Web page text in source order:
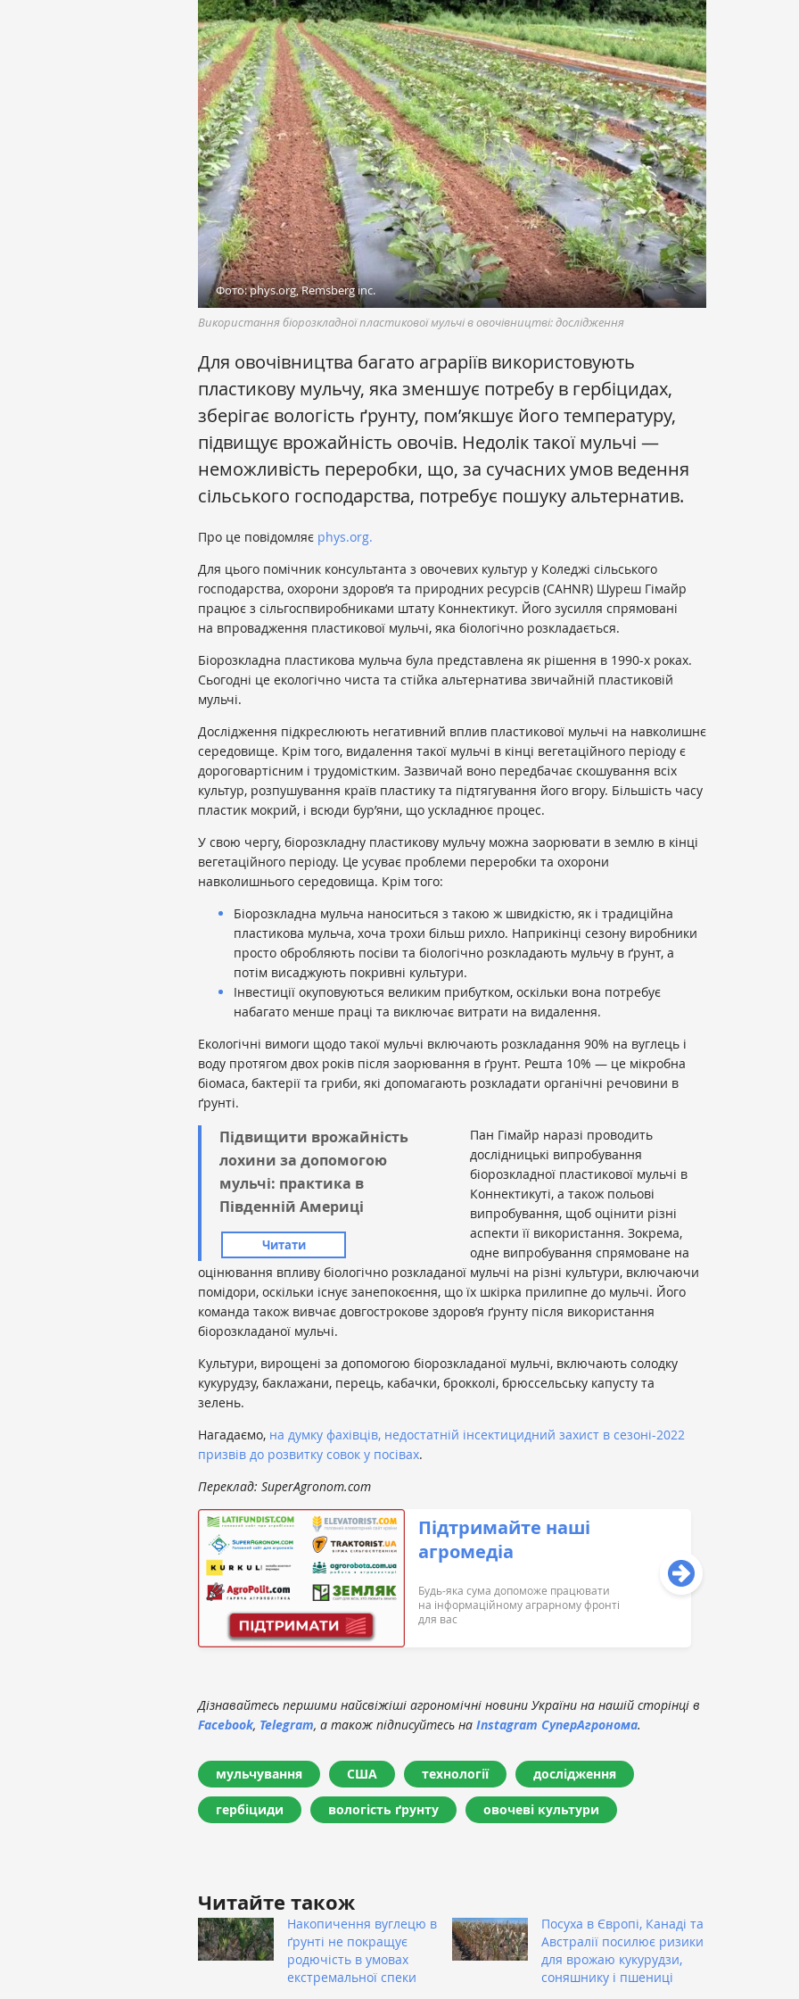
Фото: phys.org, Remsberg inc.
Використання біорозкладної пластикової мульчі в овочівництві: дослідження
Для овочівництва багато аграріїв використовують
пластикову мульчу, яка зменшує потребу в гербіцидах,
зберігає вологість ґрунту, пом’якшує його температуру,
підвищує врожайність овочів. Недолік такої мульчі —
неможливість переробки, що, за сучасних умов ведення
сільського господарства, потребує пошуку альтернатив.
Про це повідомляє phys.org.
Для цього помічник консультанта з овочевих культур у Коледжі сільського
господарства, охорони здоров’я та природних ресурсів (CAHNR) Шуреш Гімайр
працює з сільгоспвиробниками штату Коннектикут. Його зусилля спрямовані
на впровадження пластикової мульчі, яка біологічно розкладається.
Біорозкладна пластикова мульча була представлена ​​як рішення в 1990-х роках.
Сьогодні це екологічно чиста та стійка альтернатива звичайній пластиковій
мульчі.
Дослідження підкреслюють негативний вплив пластикової мульчі на навколишнє
середовище. Крім того, видалення такої мульчі в кінці вегетаційного періоду є
дороговартісним і трудомістким. Зазвичай воно передбачає скошування всіх
культур, розпушування країв пластику та підтягування його вгору. Більшість часу
пластик мокрий, і всюди бур’яни, що ускладнює процес.
У свою чергу, біорозкладну пластикову мульчу можна заорювати в землю в кінці
вегетаційного періоду. Це усуває проблеми переробки та охорони
навколишнього середовища. Крім того:
Біорозкладна мульча наноситься з такою ж швидкістю, як і традиційна
пластикова мульча, хоча трохи більш рихло. Наприкінці сезону виробники
просто обробляють посіви та біологічно розкладають мульчу в ґрунт, а
потім висаджують покривні культури.
Інвестиції окуповуються великим прибутком, оскільки вона потребує
набагато менше праці та виключає витрати на видалення.
Екологічні вимоги щодо такої мульчі включають розкладання 90% на вуглець і
воду протягом двох років після заорювання в ґрунт. Решта 10% — це мікробна
біомаса, бактерії та гриби, які допомагають розкладати органічні речовини в
ґрунті.
Підвищити врожайність
лохини за допомогою
мульчі: практика в
Південній Америці
Читати
Пан Гімайр наразі проводить
дослідницькі випробування
біорозкладної пластикової мульчі в
Коннектикуті, а також польові
випробування, щоб оцінити різні
аспекти її використання. Зокрема,
одне випробування спрямоване на
оцінювання впливу біологічно розкладаної мульчі на різні культури, включаючи
помідори, оскільки існує занепокоєння, що їх шкірка прилипне до мульчі. Його
команда також вивчає довгострокове здоров’я ґрунту після використання
біорозкладаної мульчі.
Культури, вирощені за допомогою біорозкладаної мульчі, включають солодку
кукурудзу, баклажани, перець, кабачки, брокколі, брюссельську капусту та
зелень.
Нагадаємо, на думку фахівців, недостатній інсектицидний захист в сезоні-2022
призвів до розвитку совок у посівах.
Переклад: SuperAgronom.com
Підтримайте наші
агромедіа
Будь-яка сума допоможе працювати
на інформаційному аграрному фронті
для вас
Дізнавайтесь першими найсвіжіші агрономічні новини України на нашій сторінці в
Facebook, Telegram, а також підписуйтесь на Instagram СуперАгронома.
мульчування США технології дослідження
гербіциди вологість ґрунту овочеві культури
Читайте також
Накопичення вуглецю в
ґрунті не покращує
родючість в умовах
екстремальної спеки
Посуха в Європі, Канаді та
Австралії посилює ризики
для врожаю кукурудзи,
соняшнику і пшениці